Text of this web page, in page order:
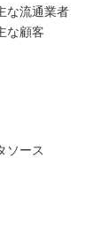
な流通業者
な顧客
ソース